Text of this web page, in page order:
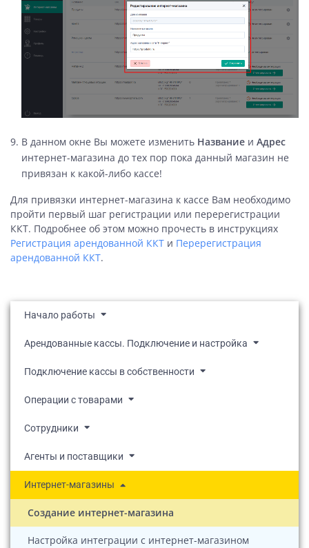
Начало работы
Арендованные кассы. Подключение и настройка
Подключение кассы в собственности
Операции с товарами
Сотрудники
Агенты и поставщики
Интернет-магазины
Создание интернет-магазина
Настройка интеграции с интернет-магазином
В данном окне Вы можете изменить Название и Адрес
интернет-магазина до тех пор пока данный магазин не
привязан к какой-либо кассе!
Для привязки интернет-магазина к кассе Вам необходимо
пройти первый шаг регистрации или перерегистрации
ККТ. Подробнее об этом можно прочесть в инструкциях
Регистрация арендованной ККТ и Перерегистрация
арендованной ККТ.